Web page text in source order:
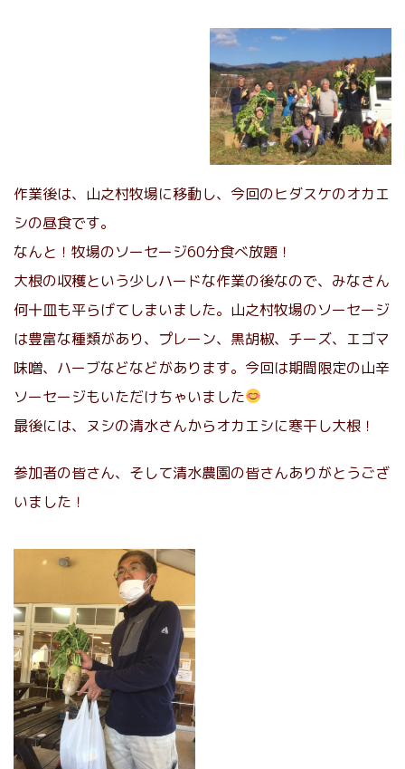
作業後は、山之村牧場に移動し、今回のヒダスケのオカエ
シの昼食です。
なんと！牧場のソーセージ60分食べ放題！
大根の収穫という少しハードな作業の後なので、みなさん
何十皿も平らげてしまいました。山之村牧場のソーセージ
は豊富な種類があり、プレーン、黒胡椒、チーズ、エゴマ
味噌、ハーブなどなどがあります。今回は期間限定の山辛
ソーセージもいただけちゃいました
最後には、ヌシの清水さんからオカエシに寒干し大根！
参加者の皆さん、そして清水農園の皆さんありがとうござ
いました！